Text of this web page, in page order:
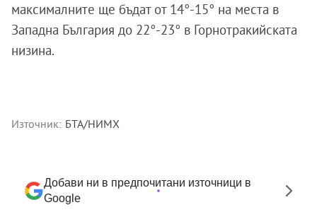
максималните ще бъдат от 14°-15° на места в
Западна България до 22°-23° в Горнотракийската
низина.
Източник: БТА/НИМХ
Добави ни в предпочитани източници в
Google